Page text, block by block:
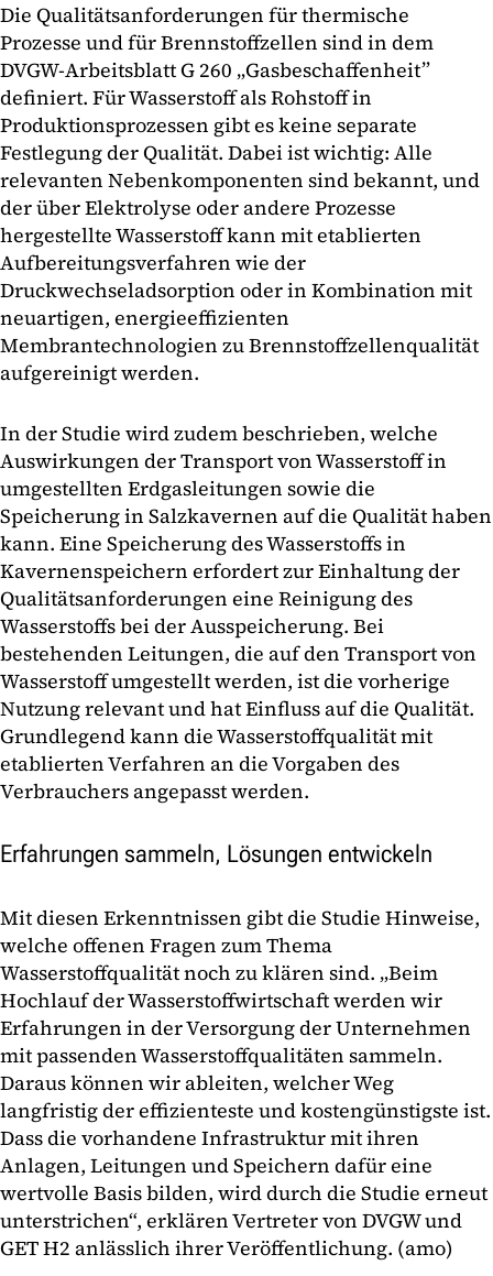
Die Qualitätsanforderungen für thermische
Prozesse und für Brennstoffzellen sind in dem
DVGW-Arbeitsblatt G 260 „Gasbeschaffenheit”
definiert. Für Wasserstoff als Rohstoff in
Produktionsprozessen gibt es keine separate
Festlegung der Qualität. Dabei ist wichtig: Alle
relevanten Nebenkomponenten sind bekannt, und
der über Elektrolyse oder andere Prozesse
hergestellte Wasserstoff kann mit etablierten
Aufbereitungsverfahren wie der
Druckwechseladsorption oder in Kombination mit
neuartigen, energieeffizienten
Membrantechnologien zu Brennstoffzellenqualität
aufgereinigt werden.
In der Studie wird zudem beschrieben, welche
Auswirkungen der Transport von Wasserstoff in
umgestellten Erdgasleitungen sowie die
Speicherung in Salzkavernen auf die Qualität haben
kann. Eine Speicherung des Wasserstoffs in
Kavernenspeichern erfordert zur Einhaltung der
Qualitätsanforderungen eine Reinigung des
Wasserstoffs bei der Ausspeicherung. Bei
bestehenden Leitungen, die auf den Transport von
Wasserstoff umgestellt werden, ist die vorherige
Nutzung relevant und hat Einfluss auf die Qualität.
Grundlegend kann die Wasserstoffqualität mit
etablierten Verfahren an die Vorgaben des
Verbrauchers angepasst werden.
Erfahrungen sammeln, Lösungen entwickeln
Mit diesen Erkenntnissen gibt die Studie Hinweise,
welche offenen Fragen zum Thema
Wasserstoffqualität noch zu klären sind. „Beim
Hochlauf der Wasserstoffwirtschaft werden wir
Erfahrungen in der Versorgung der Unternehmen
mit passenden Wasserstoffqualitäten sammeln.
Daraus können wir ableiten, welcher Weg
langfristig der effizienteste und kostengünstigste ist.
Dass die vorhandene Infrastruktur mit ihren
Anlagen, Leitungen und Speichern dafür eine
wertvolle Basis bilden, wird durch die Studie erneut
unterstrichen“, erklären Vertreter von DVGW und
GET H2 anlässlich ihrer Veröffentlichung. (amo)